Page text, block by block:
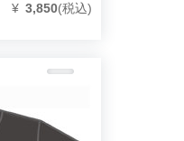
¥ 3,850(税込)